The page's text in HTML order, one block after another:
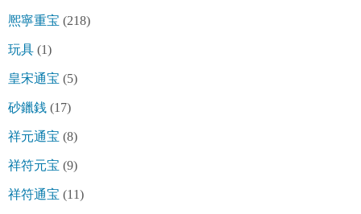
熈寧重宝 (218)
玩具 (1)
皇宋通宝 (5)
砂鑞銭 (17)
祥元通宝 (8)
祥符元宝 (9)
祥符通宝 (11)